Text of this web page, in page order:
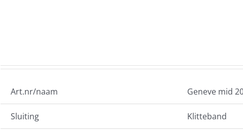
Art.nr/naam Geneve mid
Sluiting Klitteband